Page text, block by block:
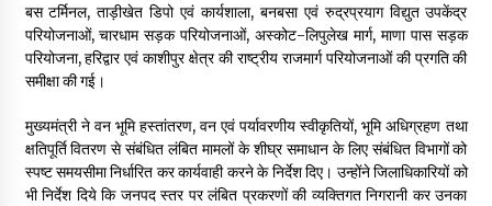
बस टर्मिनल, ताड़ीखेत डिपो एवं कार्यशाला, बनबसा एवं रुद्रप्रयाग विद्युत उपकेंद्र
परियोजनाओं, चारधाम सड़क परियोजनाओं, अस्कोट-लिपुलेख मार्ग, माणा पास सड़क
परियोजना, हरिद्वार एवं काशीपुर क्षेत्र की राष्ट्रीय राजमार्ग परियोजनाओं की प्रगति की
समीक्षा की गई।
मुख्यमंत्री ने वन भूमि हस्तांतरण, वन एवं पर्यावरणीय स्वीकृतियों, भूमि अधिग्रहण तथा
क्षतिपूर्ति वितरण से संबंधित लंबित मामलों के शीघ्र समाधान के लिए संबंधित विभागों को
स्पष्ट समयसीमा निर्धारित कर कार्यवाही करने के निर्देश दिए। उन्होंने जिलाधिकारियों को
भी निर्देश दिये कि जनपद स्तर पर लंबित प्रकरणों की व्यक्तिगत निगरानी कर उनका